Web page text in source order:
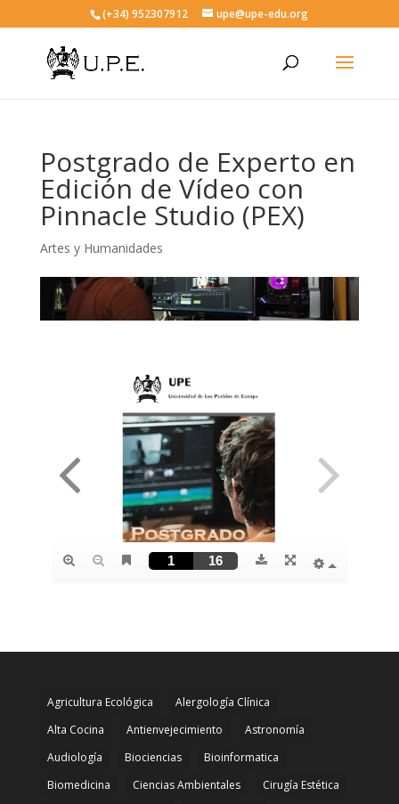
(+34) 952307912 upe@upe-edu.org
Postgrado de Experto en
Edición de Vídeo con
Pinnacle Studio (PEX)
Artes y Humanidades
Agricultura Ecológica
Alergología Clínica
Alta Cocina
Antienvejecimiento
Astronomía
Audiología
Biociencias
Bioinformatica
Biomedicina
Ciencias Ambientales
Cirugía Estética